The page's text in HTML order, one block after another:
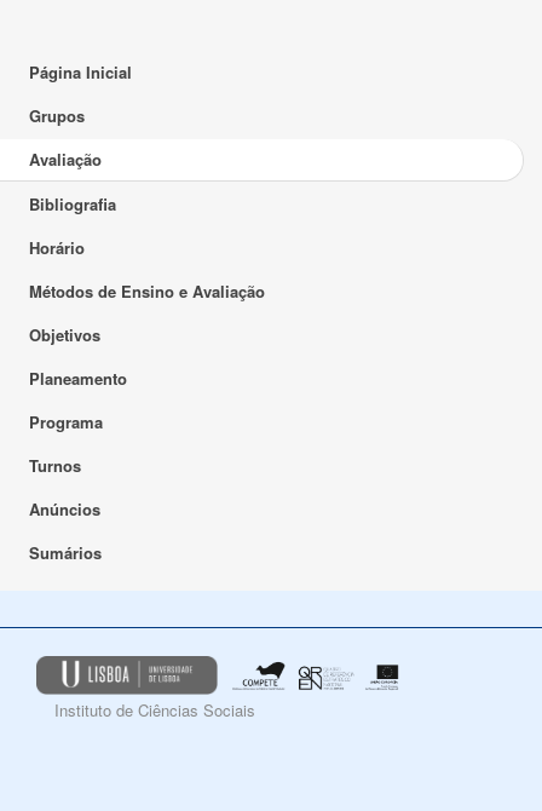
Página Inicial
Grupos
Avaliação
Bibliografia
Horário
Métodos de Ensino e Avaliação
Objetivos
Planeamento
Programa
Turnos
Anúncios
Sumários
Instituto de Ciências Sociais